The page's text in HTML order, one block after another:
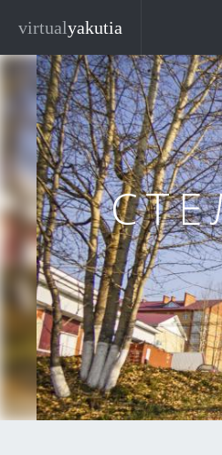
virtualyakutia